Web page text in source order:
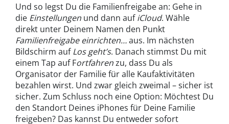
Und so legst Du die Familienfreigabe an: Gehe in
die Einstellungen und dann aufiCloud. Wähle
direkt unter Deinem Namen den Punkt
Familienfreigabe einrichten…aus. Im nächsten
Bildschirm aufLos geht’s. Danach stimmst Du mit
einem Tap auf Fortfahrenzu, dass Du als
Organisator der Familie für alle Kaufaktivitäten
bezahlen wirst. Und zwar gleich zweimal – sicher ist
sicher. Zum Schluss noch eine Option: Möchtest Du
den Standort Deines iPhones für Deine Familie
freigeben? Das kannst Du entweder sofort